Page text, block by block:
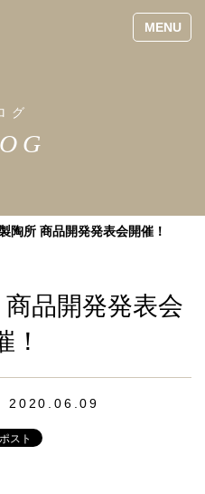
グ
陶所 商品開発発表会開催！
商品開発発表会
！
2020.06.09